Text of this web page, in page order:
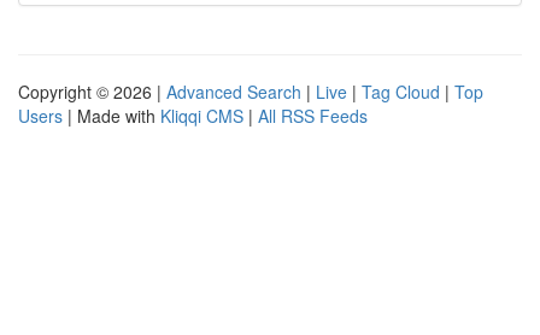
Copyright © 2026 | Advanced Search | Live | Tag Cloud | Top
Users | Made with Kliqqi CMS | All RSS Feeds